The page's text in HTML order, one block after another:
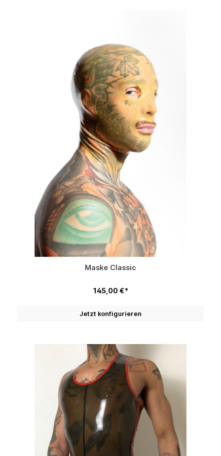
Maske Classic
145,00 €*
Jetzt konfigurieren